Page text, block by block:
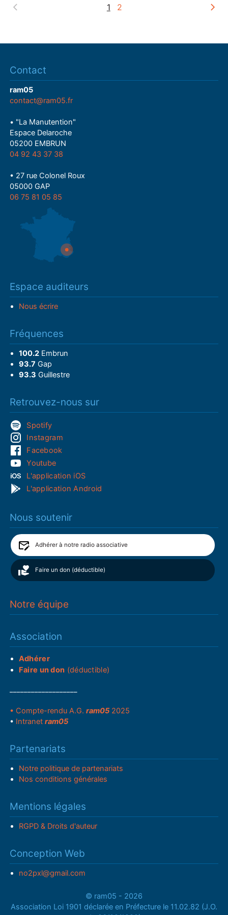
1 2
Contact
ram05
contact@ram05.fr
• "La Manutention"
Espace Delaroche
05200 EMBRUN
04 92 43 37 38
• 27 rue Colonel Roux
05000 GAP
06 75 81 05 85
Espace auditeurs
Nous écrire
Fréquences
100.2Embrun
93.7 Gap
93.3 Guillestre
Retrouvez-nous sur
Spotify
Instagram
Facebook
Youtube
L'application iOS
L'application Android
Nous soutenir
Adhérer à notre radio associative
Faire un don (déductible)
Notre équipe
Association
Adhérer
Faire un don (déductible)
• Compte-rendu A.G.ram05 2025
• Intranetram05
Partenariats
Notre politique de partenariats
Nos conditions générales
Mentions légales
RGPD & Droits d'auteur
Conception Web
no2pxl@gmail.com
© ram05 - 2026
Association Loi 1901 déclarée en Préfecture le 11.02.82 (J.O.